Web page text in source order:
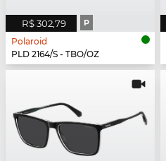
R$ 302,79 P
Polaroid
PLD 2164/S - TBO/OZ